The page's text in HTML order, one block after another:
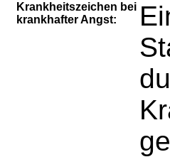
Krankheitszeichen bei
krankhafter Angst: